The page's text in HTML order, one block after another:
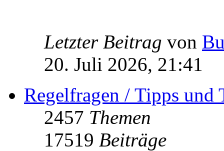
Letzter Beitrag von
20. Juli 2026, 21:41
Regelfragen / Tipps und
2457 Themen
17519 Beiträge